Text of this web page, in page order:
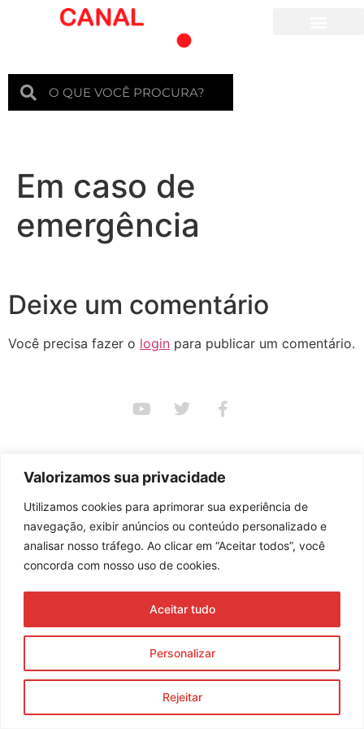
Valorizamos sua privacidade
Utilizamos cookies para aprimorar sua experiência de
navegação, exibir anúncios ou conteúdo personalizado e
analisar nosso tráfego. Ao clicar em “Aceitar todos”, você
concorda com nosso uso de cookies.
Personalizar
Rejeitar
Aceitar tudo
Em caso de
emergência
Deixe um comentário
Você precisa fazer o login para publicar um comentário.
Enviar
© 2023 Morente Forte. Todos os direitos reservados
Política de Privacidade e Termos de Uso